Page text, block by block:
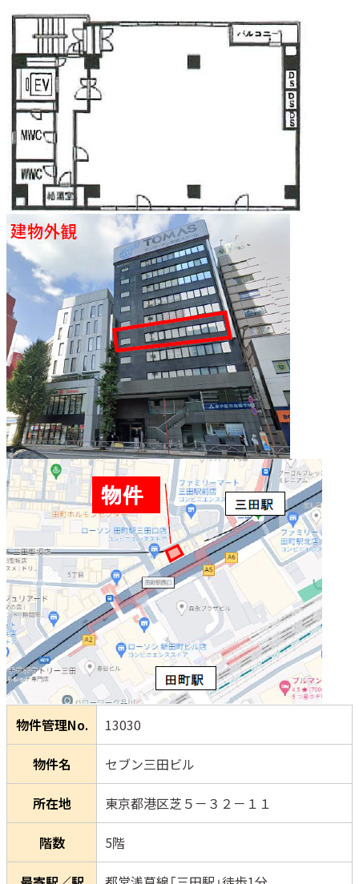
物件管理No. 13030
物件名 セブン三田ビル
所在地 東京都港区芝５－３２－１１
階数 5階